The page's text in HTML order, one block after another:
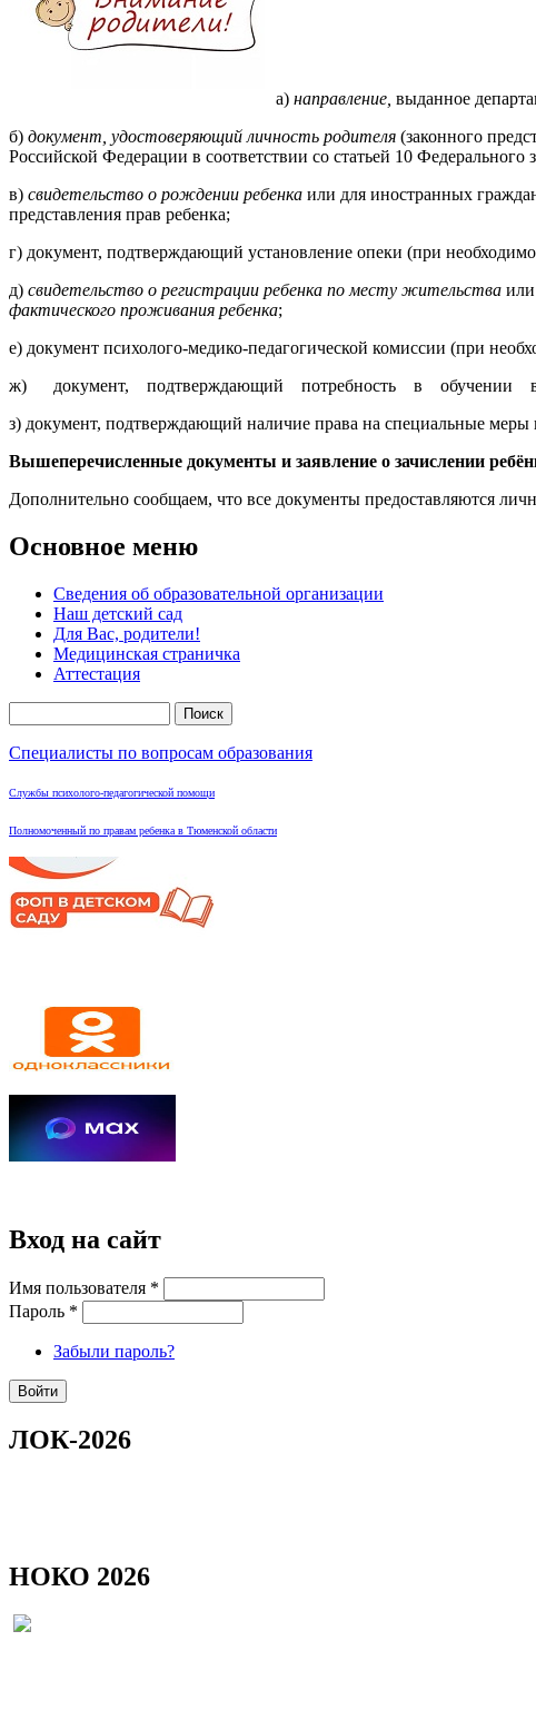
а) направление, выданное
б) документ, удостоверяющий личность родителя (законного
Российской Федерации в соответствии со статьей 10
в) свидетельство о рождении ребенка или для иностранных
представления прав ребенка;
г) документ, подтверждающий установление опеки (при
д) свидетельство о регистрации ребенка по месту жительства
фактического проживания ребенка;
е) документ психолого-медико-педагогической комиссии (при
ж) документ, подтверждающий потребность в обучении в
з) документ, подтверждающий наличие права на специальные
Вышеперечисленные документы и заявление о зачислении
Дополнительно сообщаем, что все документы предоставляются
Основное меню
Сведения об образовательной организации
Наш детский сад
Для Вас, родители!
Медицинская страничка
Аттестация
Специалисты по вопросам образования
Службы психолого-педагогической помощи
Полномоченный по правам ребенка в Тюменской области
Вход на сайт
Имя пользователя *
Пароль *
Забыли пароль?
ЛОК-2026
НОКО 2026